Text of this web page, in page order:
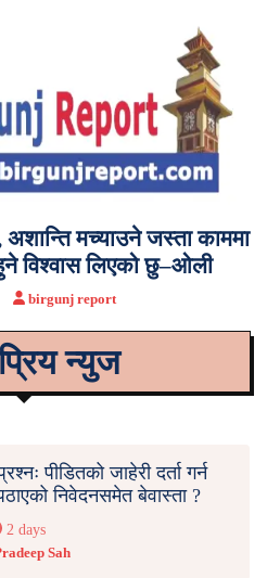
अशान्ति मच्याउने जस्ता काममा
विश्वास लिएको छु–ओली
birgunj report
न्युज
पीडितको जाहेरी दर्ता गर्न
निवेदनसमेत बेवास्ता ?
2 days
Sah